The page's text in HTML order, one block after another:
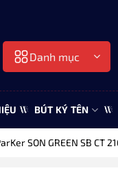
Danh mục
BÚT KÝ TÊN
SON GREEN SB CT